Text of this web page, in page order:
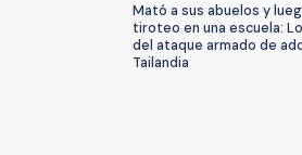
Mató a sus abuelos y
tiroteo en una escuela:
del ataque armado de
Tailandia